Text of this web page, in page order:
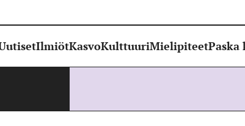
IlmiötKasvoKulttuuriMielipiteetPaska